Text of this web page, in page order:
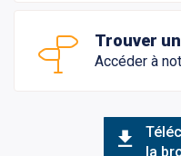
Trouver
Accéder à
la